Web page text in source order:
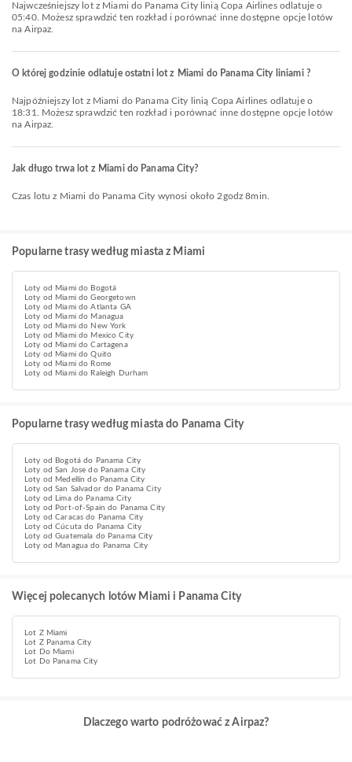
Najwcześniejszy lot z Miami do Panama City linią Copa Airlines odlatuje o
05:40. Możesz sprawdzić ten rozkład i porównać inne dostępne opcje lotów
na Airpaz.
O której godzinie odlatuje ostatni lot z Miami do Panama City liniami ?
Najpóźniejszy lot z Miami do Panama City linią Copa Airlines odlatuje o
18:31. Możesz sprawdzić ten rozkład i porównać inne dostępne opcje lotów
na Airpaz.
Jak długo trwa lot z Miami do Panama City?
Czas lotu z Miami do Panama City wynosi około 2godz 8min.
Popularne trasy według miasta z Miami
Loty od Miami do Bogotá
Loty od Miami do Georgetown
Loty od Miami do Atlanta GA
Loty od Miami do Managua
Loty od Miami do New York
Loty od Miami do Mexico City
Loty od Miami do Cartagena
Loty od Miami do Quito
Loty od Miami do Rome
Loty od Miami do Raleigh Durham
Popularne trasy według miasta do Panama City
Loty od Bogotá do Panama City
Loty od San Jose do Panama City
Loty od Medellín do Panama City
Loty od San Salvador do Panama City
Loty od Lima do Panama City
Loty od Port-of-Spain do Panama City
Loty od Caracas do Panama City
Loty od Cúcuta do Panama City
Loty od Guatemala do Panama City
Loty od Managua do Panama City
Więcej polecanych lotów Miami i Panama City
Lot Z Miami
Lot Z Panama City
Lot Do Miami
Lot Do Panama City
Dlaczego warto podróżować z Airpaz?